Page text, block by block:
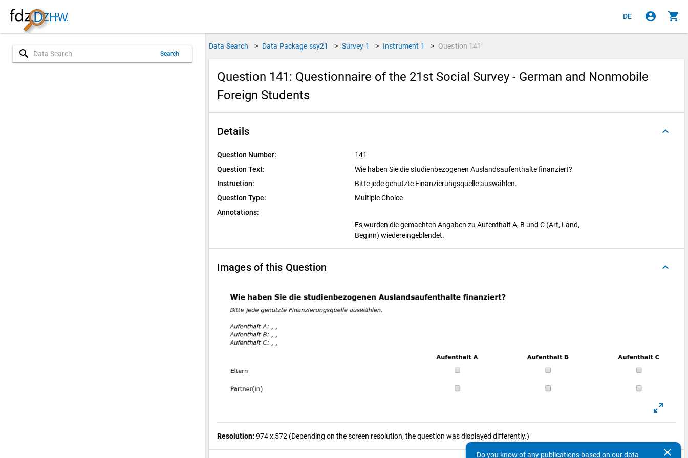
DE account_circle shopping_cart
search Search
Data Search > Data Package ssy21 > Survey 1 > Instrument 1 > Question 141
Question 141: Questionnaire of the 21st Social Survey - German and Nonmobile
Foreign Students
Details keyboard_arrow_up
Question Number:
141
Question Text:
Wie haben Sie die studienbezogenen Auslandsaufenthalte finanziert?
Instruction:
Bitte jede genutzte Finanzierungsquelle auswählen.
Question Type:
Multiple Choice
Annotations:
Es wurden die gemachten Angaben zu Aufenthalt A, B und C (Art, Land,
Beginn) wiedereingeblendet.
Images of this Question keyboard_arrow_up
Resolution: 974 x 572 (Depending on the screen resolution, the question was displayed differently.)
clear
Do you know of any publications based on our data